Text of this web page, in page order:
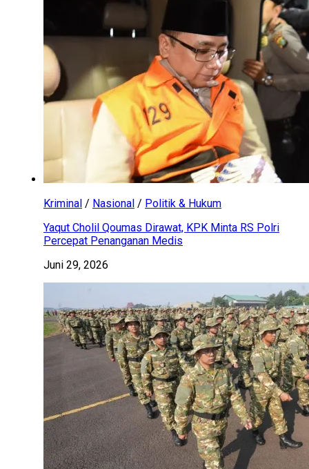
Kriminal / Nasional / Politik & Hukum
Yaqut Cholil Qoumas Dirawat, KPK Minta RS Polri
Percepat Penanganan Medis
Juni 29, 2026